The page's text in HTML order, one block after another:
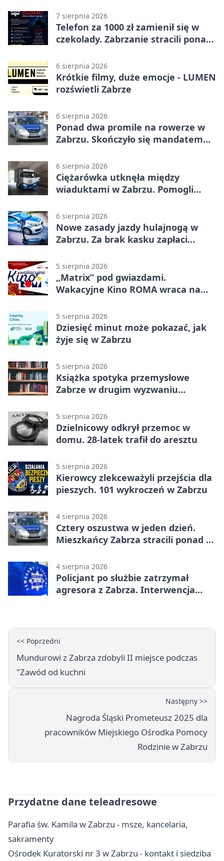
7 sierpnia 2026
Telefon za 1000 zł zamienił się w
czekolady. Zabrzanie stracili ponad
6 sierpnia 2026
Krótkie filmy, duże emocje - LUMEN
rozświetli Zabrze
6 sierpnia 2026
Ponad dwa promile na rowerze w
Zabrzu. Skończyło się mandatem
6 sierpnia 2026
Ciężarówka utknęła między
wiaduktami w Zabrzu. Pomogli
6 sierpnia 2026
Nowe zasady jazdy hulajnogą w
Zabrzu. Za brak kasku zapłaci
5 sierpnia 2026
„Matrix” pod gwiazdami.
Wakacyjne Kino ROMA wraca na
5 sierpnia 2026
Dziesięć minut może pokazać, jak
żyje się w Zabrzu
5 sierpnia 2026
Książka spotyka przemysłowe
Zabrze w drugim wyzwaniu
5 sierpnia 2026
Dzielnicowy odkrył przemoc w
domu. 28-latek trafił do aresztu
5 sierpnia 2026
Kierowcy zlekceważyli przejścia dla
pieszych. 101 wykroczeń w Zabrzu
4 sierpnia 2026
Cztery oszustwa w jeden dzień.
Mieszkańcy Zabrza stracili ponad 6
4 sierpnia 2026
Policjant po służbie zatrzymał
agresora z Zabrza. Interwencja
<< Poprzedni
Mundurowi z Zabrza zdobyli II miejsce podczas
"Zawód od kuchni
Następny >>
Nagroda Śląski Prometeusz 2025 dla
pracowników Miejskiego Ośrodka Pomocy
Rodzinie w Zabrzu
Przydatne dane teleadresowe
Parafia św. Kamila w Zabrzu - msze, kancelaria,
sakramenty
Ośrodek Kuratorski nr 3 w Zabrzu - kontakt i siedziba